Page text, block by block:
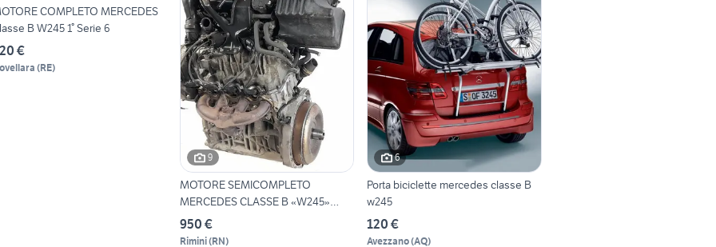
COMPLETO MERCEDES
B W245 1° Serie 6
€
(RE)
9
MOTORE SEMICOMPLETO
MERCEDES CLASSE B «W245»
(2009
950 €
Rimini(RN)
6
Porta biciclette mercedes classe B
w245
120 €
Avezzano(AQ)